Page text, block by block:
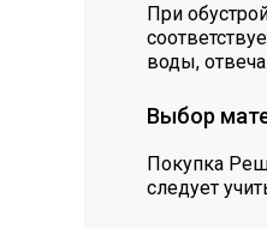
При
воды,
Выбор
Покупка
следует